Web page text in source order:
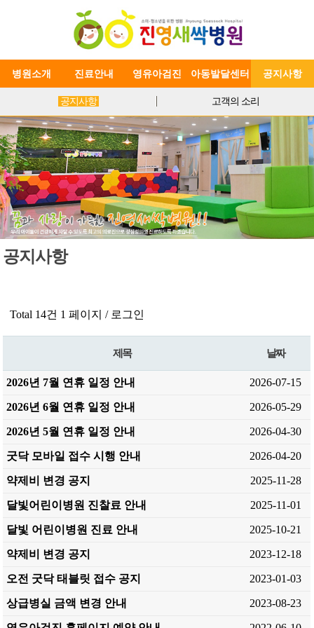
병원소개 진료안내 영유아검진 아동발달센터 공지사항
공지사항 고객의 소리
공지사항
Total 14건 1 페이지 / 로그인
제목 날짜
2026년 7월 연휴 일정 안내 2026-07-15
2026년 6월 연휴 일정 안내 2026-05-29
2026년 5월 연휴 일정 안내 2026-04-30
굿닥 모바일 접수 시행 안내 2026-04-20
약제비 변경 공지 2025-11-28
달빛어린이병원 진찰료 안내 2025-11-01
달빛 어린이병원 진료 안내 2025-10-21
약제비 변경 공지 2023-12-18
오전 굿닥 태블릿 접수 공지 2023-01-03
상급병실 금액 변경 안내 2023-08-23